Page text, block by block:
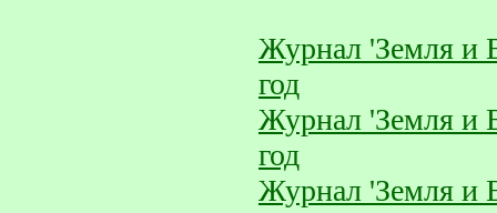
Журнал 'Земля и
год
Журнал 'Земля и
год
Журнал 'Земля и